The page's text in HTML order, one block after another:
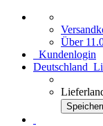
Über
Kundenlogin
Deutschland